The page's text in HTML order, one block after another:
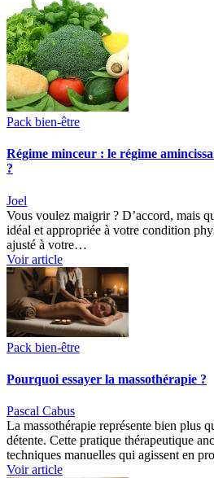
Pack bien-être
Régime minceur : le régime
?
Joel
Vous voulez maigrir ? D’accord, mais
idéal et appropriée à votre condition
ajusté à votre…
Voir article
Pack bien-être
Pourquoi essayer la massothérapie ?
Pascal Cabus
La massothérapie représente bien plus
détente. Cette pratique thérapeutique
techniques manuelles qui agissent en
Voir article